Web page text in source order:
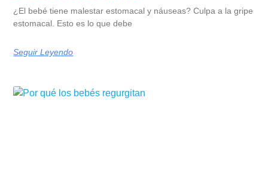
¿El bebé tiene malestar estomacal y náuseas? Culpa a la gripe
estomacal. Esto es lo que debe
Seguir Leyendo